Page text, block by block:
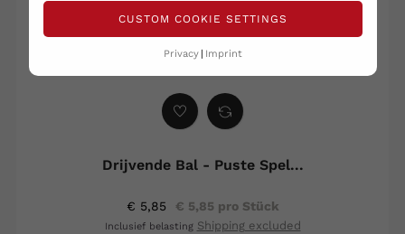
CUSTOM COOKIE SETTINGS
Privacy Imprint
Drijvende Bal - Puste Spel...
€ 5,85 € 5,85 pro Stück
Inclusief belasting Shipping excluded